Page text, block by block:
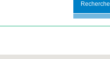
Recherche